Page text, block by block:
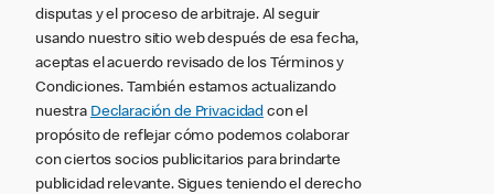
disputas y el proceso de arbitraje. Al seguir
usando nuestro sitio web después de esa fecha,
aceptas el acuerdo revisado de los Términos y
Condiciones. También estamos actualizando
nuestra Declaración de Privacidad con el
propósito de reflejar cómo podemos colaborar
con ciertos socios publicitarios para brindarte
publicidad relevante. Sigues teniendo el derecho